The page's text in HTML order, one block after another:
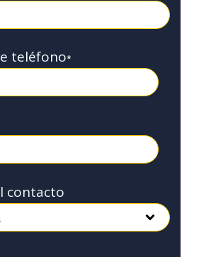
teléfono*
contacto